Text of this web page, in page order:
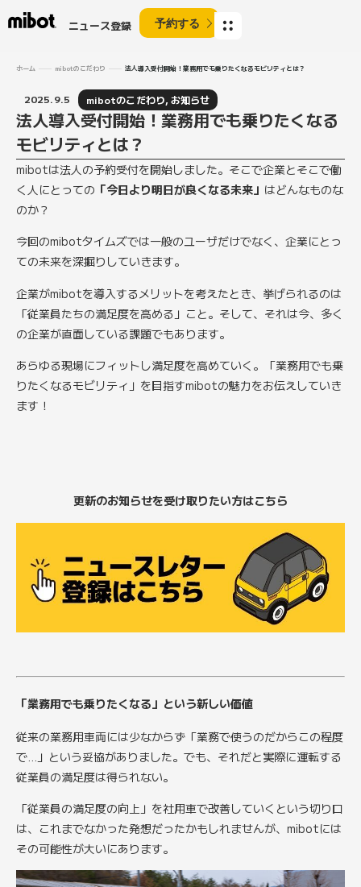
ニュース登録 予約する
ホーム mibotのこだわり 法人導入受付開始！業務用でも乗りたくなるモビリティとは？
2025.9.5 mibotのこだわり,お知らせ
法人導入受付開始！業務用でも乗りたくなる
モビリティとは？
mibotは法人の予約受付を開始しました。そこで企業とそこで働
く人にとっての 「今日より明日が良くなる未来」 はどんなものな
のか？
今回のmibotタイムズでは一般のユーザだけでなく、企業にとっ
ての未来を深掘りしていきます。
企業がmibotを導入するメリットを考えたとき、挙げられるのは
「従業員たちの満足度を高める」こと。そして、それは今、多く
の企業が直面している課題でもあります。
あらゆる現場にフィットし満足度を高めていく。「業務用でも乗
りたくなるモビリティ」を目指すmibotの魅力をお伝えしていき
ます！
更新のお知らせを受け取りたい方はこちら
「業務用でも乗りたくなる」という新しい価値
従来の業務用車両には少なからず「業務で使うのだからこの程度
で…」という妥協がありました。でも、それだと実際に運転する
従業員の満足度は得られない。
「従業員の満足度の向上」を社用車で改善していくという切り口
は、これまでなかった発想だったかもしれませんが、mibotには
その可能性が大いにあります。